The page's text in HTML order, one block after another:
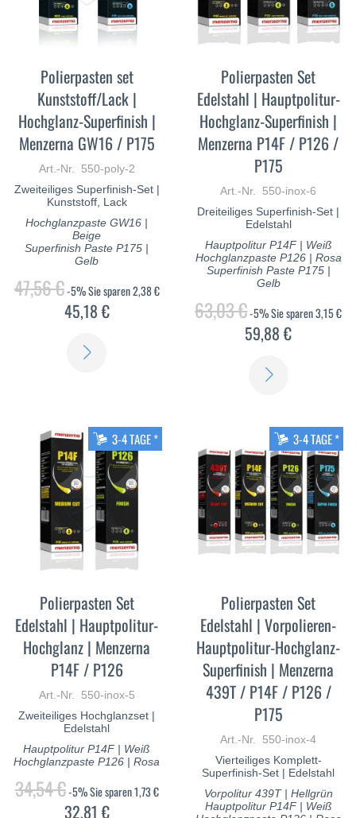
Polierpasten set
Kunststoff/Lack |
Hochglanz-Superfinish |
Menzerna GW16 / P175
Art.-Nr. 550-poly-2
Zweiteiliges Superfinish-Set |
Kunststoff, Lack
Hochglanzpaste GW16 |
Beige
Superfinish Paste P175 |
Gelb
47,56 €-5%Sie sparen2,38 €
45,18 €
Polierpasten Set
Edelstahl | Hauptpolitur-
Hochglanz-Superfinish |
Menzerna P14F / P126 /
P175
Art.-Nr. 550-inox-6
Dreiteiliges Superfinish-Set |
Edelstahl
Hauptpolitur P14F | Weiß
Hochglanzpaste P126 | Rosa
Superfinish Paste P175 |
Gelb
63,03 €-5%Sie sparen3,15 €
59,88 €
3-4 TAGE *
Polierpasten Set
Edelstahl | Hauptpolitur-
Hochglanz | Menzerna
P14F / P126
Art.-Nr. 550-inox-5
Zweiteiliges Hochglanzset |
Edelstahl
Hauptpolitur P14F | Weiß
Hochglanzpaste P126 | Rosa
34,54 €-5%Sie sparen1,73 €
32,81 €
3-4 TAGE *
Polierpasten Set
Edelstahl | Vorpolieren-
Hauptpolitur-Hochglanz-
Superfinish | Menzerna
439T / P14F / P126 /
P175
Art.-Nr. 550-inox-4
Vierteiliges Komplett-
Superfinish-Set | Edelstahl
Vorpolitur 439T | Hellgrün
Hauptpolitur P14F | Weiß